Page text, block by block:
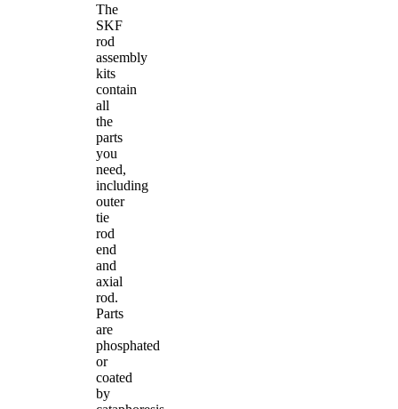
The
SKF
rod
assembly
kits
contain
all
the
parts
you
need,
including
outer
tie
rod
end
and
axial
rod.
Parts
are
phosphated
or
coated
by